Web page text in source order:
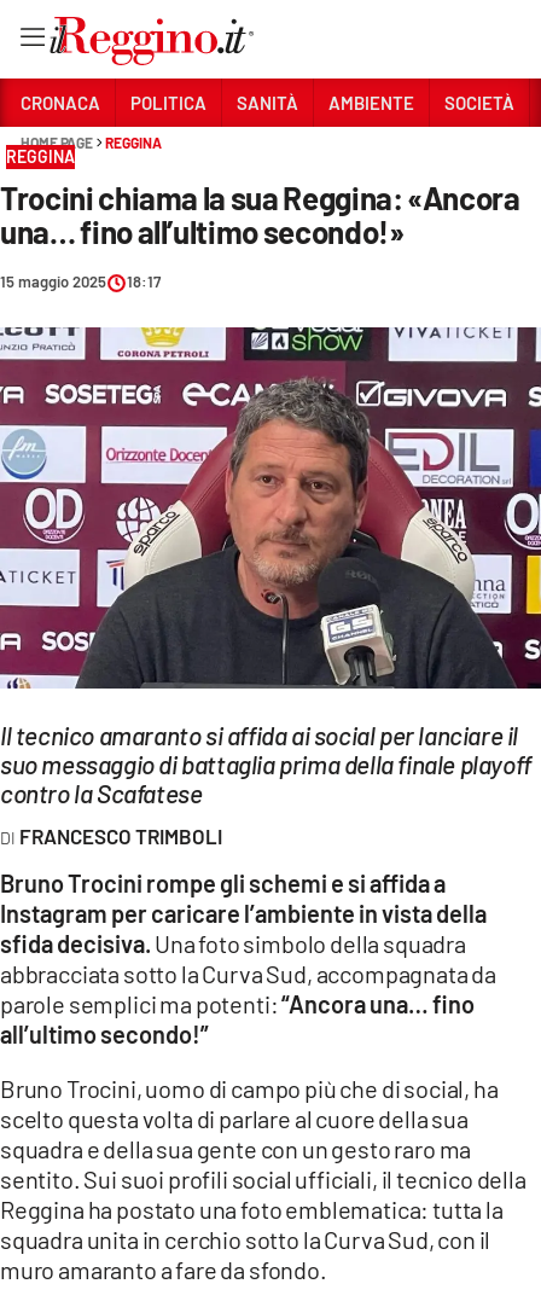
Sezioni
CRONACA
AMBIENTE
SOCIETÀ
CULTURA
ECONOMIA E LAVORO
EVENTI
Streaming
LAC TV
LAC NETWORK
LAC ONAIR
LaC
Network
LACPLAY.IT
LACTV.IT
LACITYMAG.IT
ILREGGINO.IT
COSENZACHANNEL.IT
ILVIBONESE.IT
CRONACA POLITICA SANITÀ AMBIENTE SOCIETÀ
HOME PAGE REGGINA
REGGINA
Trocini chiama la sua Reggina: «Ancora
una… fino all’ultimo secondo!»
15 maggio 2025 18:17
Il tecnico amaranto si affida ai social per lanciare il
suo messaggio di battaglia prima della finale playoff
contro la Scafatese
FRANCESCO TRIMBOLI
Bruno Trocini rompe gli schemi e si affida a
Instagram per caricare l’ambiente in vista della
sfida decisiva. Una foto simbolo della squadra
abbracciata sotto la Curva Sud, accompagnata da
parole semplici ma potenti:“Ancora una… fino
all’ultimo secondo!”
Bruno Trocini, uomo di campo più che di social, ha
scelto questa volta di parlare al cuore della sua
squadra e della sua gente con un gesto raro ma
sentito. Sui suoi profili social ufficiali, il tecnico della
Reggina ha postato una foto emblematica: tutta la
squadra unita in cerchio sotto la Curva Sud, con il
muro amaranto a fare da sfondo.